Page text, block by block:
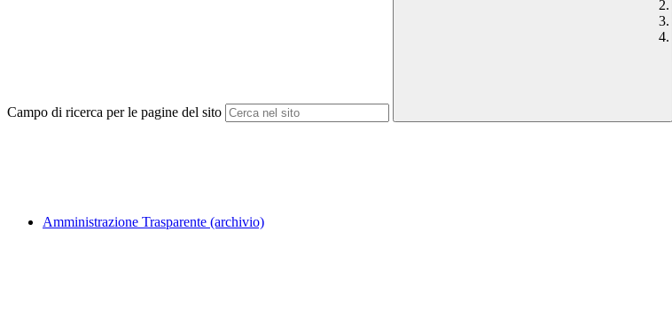
Campo di ricerca per le pagine del sito
Amministrazione Trasparente (archivio)